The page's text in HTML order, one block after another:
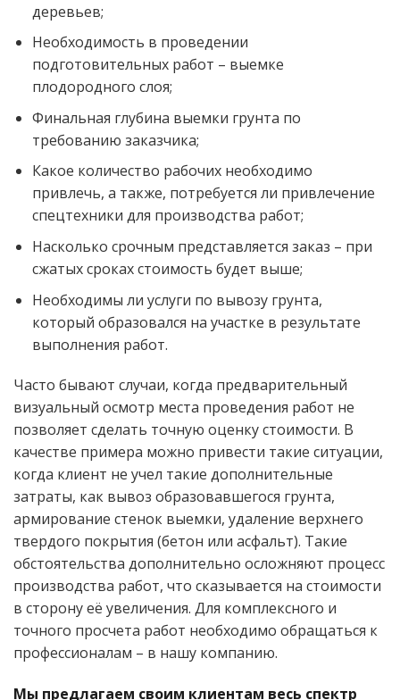
деревьев;
Необходимость в проведении
подготовительных работ – выемке
плодородного слоя;
Финальная глубина выемки грунта по
требованию заказчика;
Какое количество рабочих необходимо
привлечь, а также, потребуется ли привлечение
спецтехники для производства работ;
Насколько срочным представляется заказ – при
сжатых сроках стоимость будет выше;
Необходимы ли услуги по вывозу грунта,
который образовался на участке в результате
выполнения работ.
Часто бывают случаи, когда предварительный
визуальный осмотр места проведения работ не
позволяет сделать точную оценку стоимости. В
качестве примера можно привести такие ситуации,
когда клиент не учел такие дополнительные
затраты, как вывоз образовавшегося грунта,
армирование стенок выемки, удаление верхнего
твердого покрытия (бетон или асфальт). Такие
обстоятельства дополнительно осложняют процесс
производства работ, что сказывается на стоимости
в сторону её увеличения. Для комплексного и
точного просчета работ необходимо обращаться к
профессионалам – в нашу компанию.
Мы предлагаем своим клиентам весь спектр